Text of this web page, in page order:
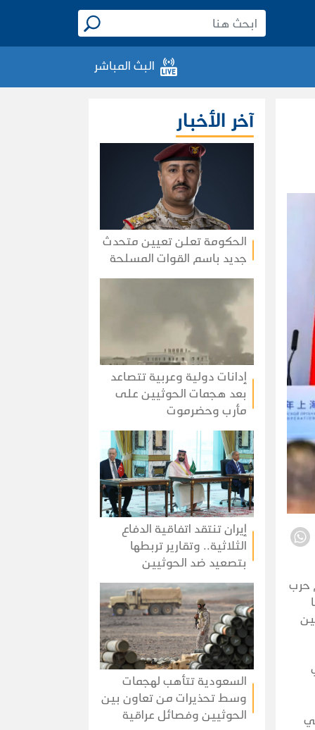
البث المباشر
حرب
آخر الأخبار
الحكومة تعلن تعيين متحدث
جديد باسم القوات المسلحة
إدانات دولية وعربية تتصاعد
بعد هجمات الحوثيين على
مأرب وحضرموت
إيران تنتقد اتفاقية الدفاع
الثلاثية.. وتقارير تربطها
بتصعيد ضد الحوثيين
السعودية تتأهب لهجمات
وسط تحذيرات من تعاون بين
الحوثيين وفصائل عراقية